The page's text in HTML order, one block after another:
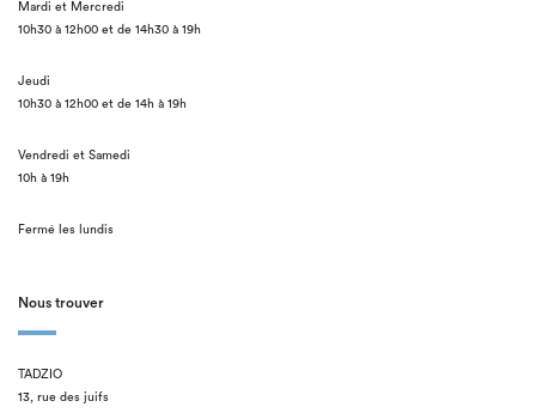
Mardi et Mercredi
10h30 à 12h00 et de 14h30 à 19h
Jeudi
10h30 à 12h00 et de 14h à 19h
Vendredi et Samedi
10h à 19h
Fermé les lundis
Nous trouver
TADZIO
13, rue des juifs